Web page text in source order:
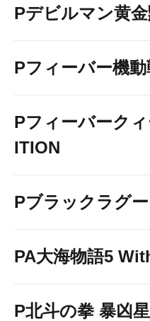
Pデビルマン黄
Pフィーバー機
Pフィーバーク
ITION
Pブラックラグ
PA大海物語5
P北斗の拳 暴凶星